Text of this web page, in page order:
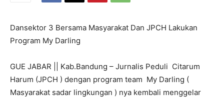
Dansektor 3 Bersama Masyarakat Dan JPCH Lakukan
Program My Darling
GUE JABAR || Kab.Bandung – Jurnalis Peduli Citarum
Harum (JPCH ) dengan program team My Darling (
Masyarakat sadar lingkungan ) nya kembali menggelar